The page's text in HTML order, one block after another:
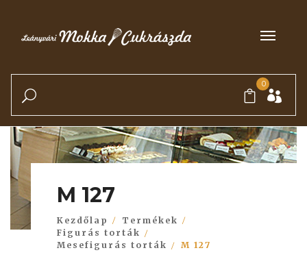
0
M 127
Kezdőlap
Termékek
Figurás torták
Mesefigurás torták
M 127